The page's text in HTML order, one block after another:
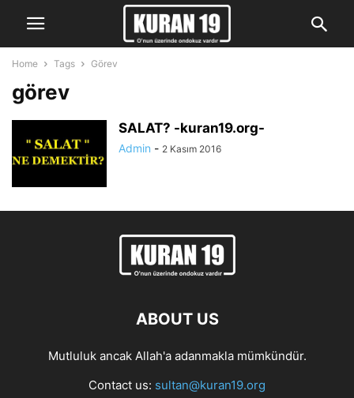
Home Tags Görev
görev
SALAT? -kuran19.org-
Admin - 2 Kasım 2016
ABOUT US
Mutluluk ancak Allah'a adanmakla mümkündür.
Contact us: sultan@kuran19.org